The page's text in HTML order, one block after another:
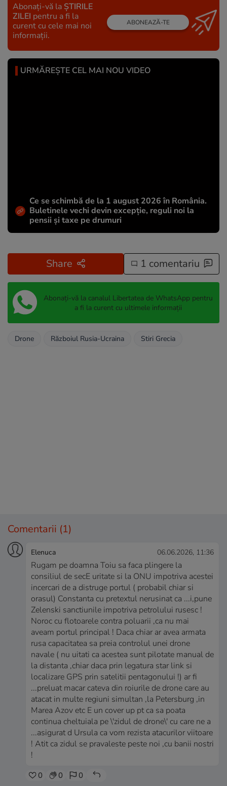
Abonați-vă la ȘTIRILE
ZILEI pentru a fi la
curent cu cele mai noi
informații.
ABONEAZĂ-TE
URMĂREȘTE CEL MAI NOU VIDEO
Ce se schimbă de la 1 august 2026 în România.
Buletinele vechi devin excepție, reguli noi la
pensii și taxe pe drumuri
Share 1 comentariu
Abonați-vă la canalul Libertatea de WhatsApp pentru
a fi la curent cu ultimele informații
Drone Războiul Rusia-Ucraina Stiri Grecia
Comentarii (1)
Elenuca 06.06.2026, 11:36
Rugam pe doamna Toiu sa faca plingere la
consiliul de secE uritate si la ONU impotriva acestei
incercari de a distruge portul ( probabil chiar si
orasul) Constanta cu pretextul nerusinat ca ...i,pune
Zelenski sanctiunile impotriva petrolului rusesc !
Noroc cu flotoarele contra poluarii ,ca nu mai
aveam portul principal ! Daca chiar ar avea armata
rusa capacitatea sa preia controlul unei drone
navale ( nu uitati ca acestea sunt pilotate manual de
la distanta ,chiar daca prin legatura star link si
localizare GPS prin satelitii pentagonului !) ar fi
...preluat macar cateva din roiurile de drone care au
atacat in multe regiuni simultan ,la Petersburg ,in
Marea Azov etc E un cover up pt ca sa poata
continua cheltuiala pe \'zidul de drone\' cu care ne a
...asigurat d Ursula ca vom rezista atacurilor viitoare
! Atit ca zidul se pravaleste peste noi ,cu banii nostri
!
0 0 0